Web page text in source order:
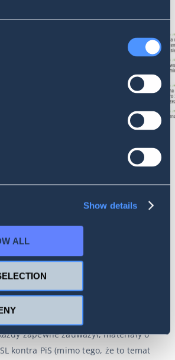
Show details
ALL
trendem, falą radości wyrażaną w
tworzenia treści nie przyglądam się
kiedy można pisać o wzmożeniu, a
kapiszon.
poważniej, jest jeszcze jeden
zapewne zauważył, materiały o
kontra PiS (mimo tego, że to temat